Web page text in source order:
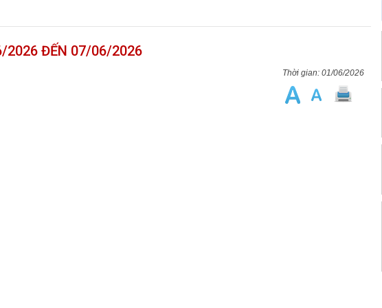
2026 ĐẾN 07/06/2026
01/06/2026